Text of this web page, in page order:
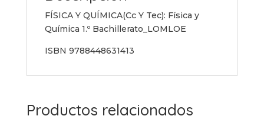
FÍSICA Y QUÍMICA(Cc Y Tec): Física y
Química 1.º Bachillerato_LOMLOE
ISBN 9788448631413
Productos relacionados